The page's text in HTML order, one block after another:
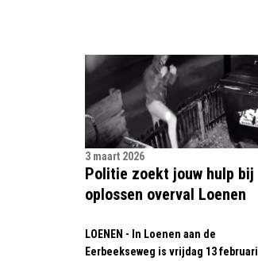
3 maart 2026
Politie zoekt jouw hulp bij
oplossen overval Loenen
LOENEN - In Loenen aan de
Eerbeekseweg is vrijdag 13 februari